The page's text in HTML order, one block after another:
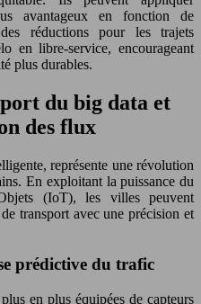
avantageux en fonction de
réductions pour les trajets
en libre-service, encourageant
plus durables.
du big data et
des flux
représente une révolution
En exploitant la puissance du
(IoT), les villes peuvent
transport avec une précision et
prédictive du trafic
en plus équipées de capteurs